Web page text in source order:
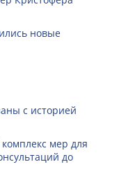
новые
с историей
мер для
до